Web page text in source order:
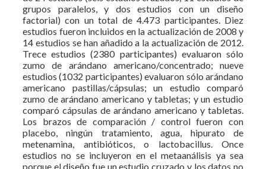
grupos paralelos, y dos estudios con un diseño
factorial) con un total de 4.473 participantes. Diez
estudios fueron incluidos en la actualización de 2008 y
14 estudios se han añadido a la actualización de 2012.
Trece estudios (2380 participantes) evaluaron sólo
zumo de arándano americano/concentrado; nueve
estudios (1032 participantes) evaluaron sólo arándano
americano pastillas/cápsulas; un estudio comparó
zumo de arándano americano y tabletas; y un estudio
comparó cápsulas de arándano americano y tabletas.
Los brazos de comparación / control fueron con
placebo, ningún tratamiento, agua, hipurato de
metenamina, antibióticos, o lactobacillus. Once
estudios no se incluyeron en el metaanálisis ya sea
porque el diseño fue un estudio cruzado y los datos no